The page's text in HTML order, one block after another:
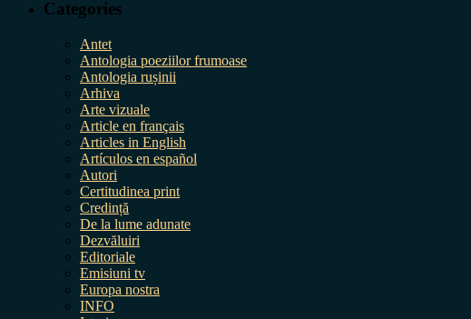
Categories
Antet
Antologia poeziilor frumoase
Antologia rușinii
Arhiva
Arte vizuale
Article en français
Articles in English
Artículos en español
Autori
Certitudinea print
Credință
De la lume adunate
Dezvăluiri
Editoriale
Emisiuni tv
Europa nostra
INFO